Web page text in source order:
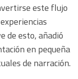
este flujo
de esto, añadió
en pequeña
de narración.